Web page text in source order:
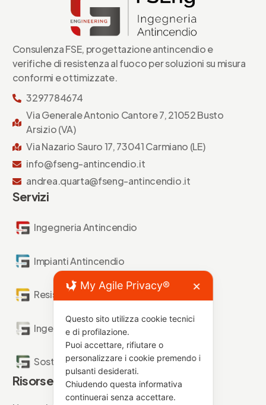
Consulenza FSE, progettazione antincendio e
verifiche di resistenza al fuoco per soluzioni su misura
conformi e ottimizzate.
3297784674
Via Generale Antonio Cantore 7, 21052 Busto
Arsizio (VA)
Via Nazario Sauro 17, 73041 Carmiano (LE)
info@fseng-antincendio.it
andrea.quarta@fseng-antincendio.it
Servizi
Ingegneria Antincendio
Impianti Antincendio
Resistenza al Fuoco
Ingegneria Forense
Sostenibilità Antincendio
Risorse
My Agile Privacy® ✕
Questo sito utilizza cookie tecnici
e di profilazione.
Puoi accettare, rifiutare o
personalizzare i cookie premendo i
pulsanti desiderati.
Chiudendo questa informativa
continuerai senza accettare.